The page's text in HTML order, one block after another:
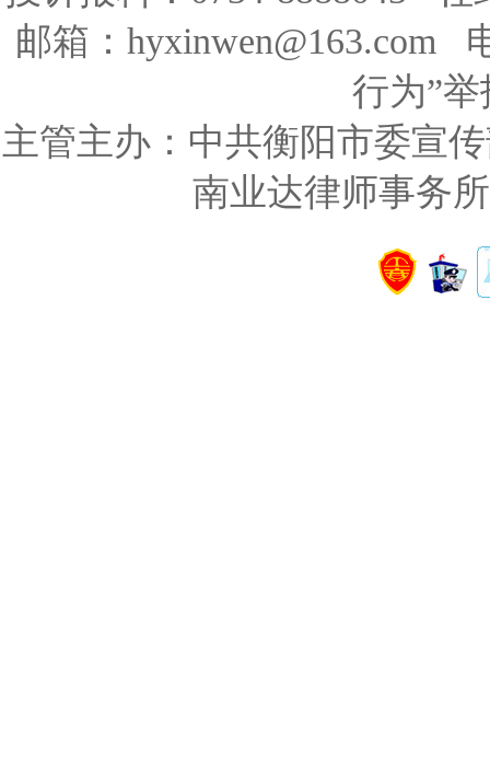
邮箱：hyxinwen@163.com
行为”举
主管主办：中共衡阳市委宣
南业达律师事务